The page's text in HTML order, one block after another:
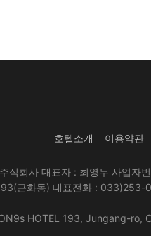
호텔소개 이용약관
식회사 대표자 : 최영두 사업
근화동) 대표전화 :
HOTEL 193, Jungang-ro,